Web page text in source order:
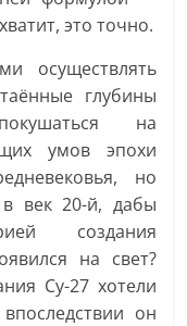
это точно.
осуществлять
глубины
на
умов эпохи
но
в век 20-й, дабы
создания
на свет?
Су-27 хотели
он